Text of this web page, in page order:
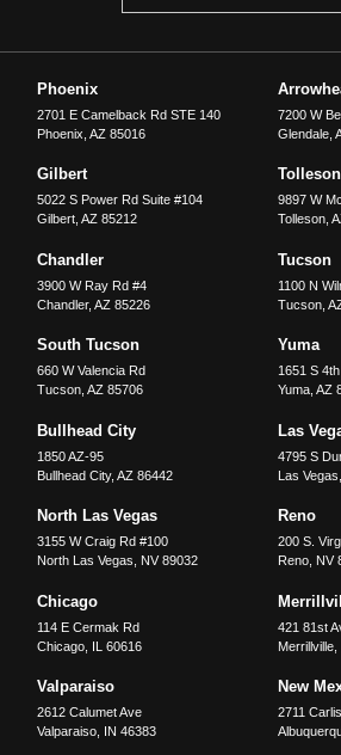
Phoenix
2701 E Camelback Rd STE 140
Phoenix ,AZ 85016
7200 W
Glendale,
Gilbert
5022 S Power Rd Suite #104
Gilbert ,AZ 85212
Tolleson
9897 W
Tolleson,
Chandler
3900 W Ray Rd #4
Chandler,AZ 85226
Tucson
1100 N
Tucson,
South Tucson
660 W Valencia Rd
Tucson ,AZ 85706
Yuma
1651 S
Yuma, AZ
Bullhead City
1850 AZ-95
Bullhead City,AZ 86442
Las
4795 S
Las Vegas
North Las Vegas
3155 W Craig Rd #100
North Las Vegas
NV 89032
Reno
200 S.
Reno, NV
Chicago
114 E Cermak Rd
Chicago IL 60616
421 81st
Merrillville,
Valparaiso
2612 Calumet Ave
Valparaiso IN 46383
New
2711